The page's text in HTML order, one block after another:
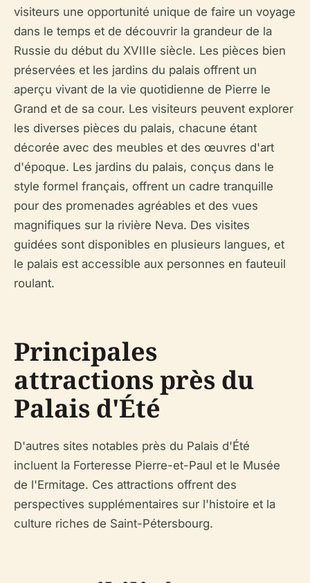
visiteurs une opportunité unique de faire un voyage
dans le temps et de découvrir la grandeur de la
Russie du début du XVIIIe siècle. Les pièces bien
préservées et les jardins du palais offrent un
aperçu vivant de la vie quotidienne de Pierre le
Grand et de sa cour. Les visiteurs peuvent explorer
les diverses pièces du palais, chacune étant
décorée avec des meubles et des œuvres d'art
d'époque. Les jardins du palais, conçus dans le
style formel français, offrent un cadre tranquille
pour des promenades agréables et des vues
magnifiques sur la rivière Neva. Des visites
guidées sont disponibles en plusieurs langues, et
le palais est accessible aux personnes en fauteuil
roulant.
Principales
attractions près du
Palais d'Été
D'autres sites notables près du Palais d'Été
incluent la Forteresse Pierre-et-Paul et le Musée
de l'Ermitage. Ces attractions offrent des
perspectives supplémentaires sur l'histoire et la
culture riches de Saint-Pétersbourg.